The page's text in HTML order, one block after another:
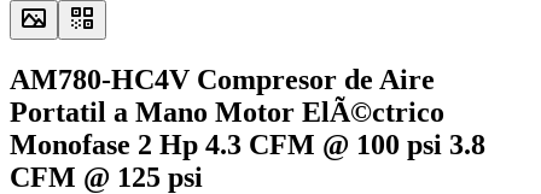
AM780-HC4V Compresor de Aire
Portatil a Mano Motor ElÃ©ctrico
Monofase 2 Hp 4.3 CFM @ 100 psi 3.8
CFM @ 125 psi